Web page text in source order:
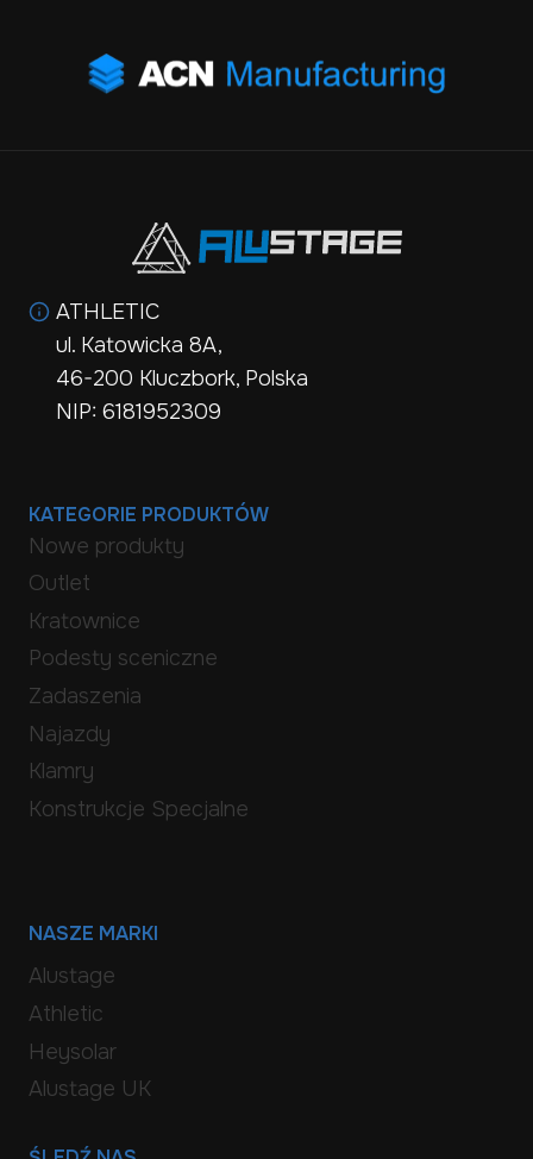
ATHLETIC
ul. Katowicka 8A,
46-200 Kluczbork, Polska
NIP: 6181952309
KATEGORIE PRODUKTÓW
Nowe produkty
Outlet
Kratownice
Podesty sceniczne
Zadaszenia
Najazdy
Klamry
Konstrukcje Specjalne
NASZE MARKI
Alustage
Athletic
Heysolar
Alustage UK